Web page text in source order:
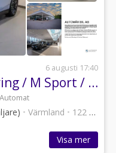
6 augusti 17:40
BMW 530e xDrive Touring / M Sport / HUD / HK
Automat
• Värmland • 122 annonser
Visa mer